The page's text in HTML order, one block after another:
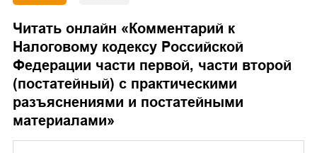
Читать онлайн « Комментарий к
Налоговому кодексу Российской
Федерации части первой, части второй
(постатейный) с практическими
разъяснениями и постатейными
материалами»